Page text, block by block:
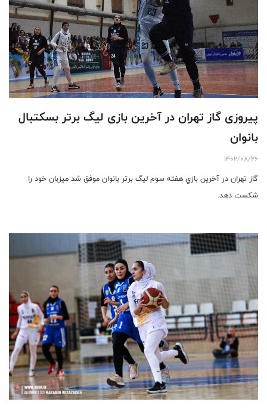
پیروزی گاز تهران در آخرین بازی لیگ برتر بسکتبال
بانوان
1402/08/26
گاز تهران در آخرين بازي هفته سوم ليگ برتر بانوان موفق شد ميزبان خود را
شكست دهد.